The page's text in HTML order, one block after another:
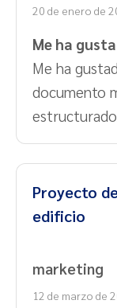
20 de enero de
Me ha
Me ha
documento
estructurado.
Proyecto
edificio
marketing
12 de marzo de